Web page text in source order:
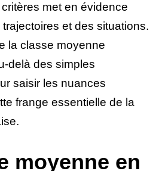
met en évidence
et des situations.
la classe moyenne
delà des simples
saisir les nuances
frange essentielle de la
moyenne en